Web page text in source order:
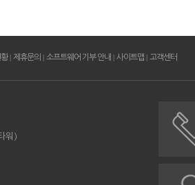
| 제휴문의 | 소프트웨어 기부 안내 | 사이트맵 | 고객센터
워)